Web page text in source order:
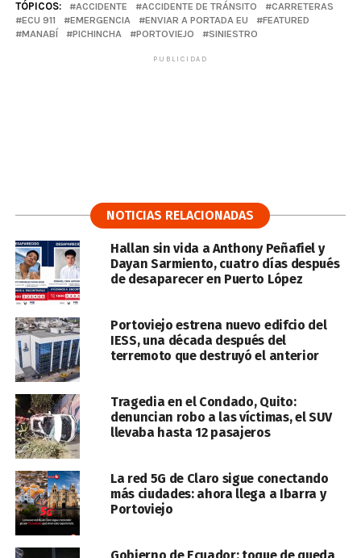
TÓPICOS: ACCIDENTE ACCIDENTE DE TRÁNSITO
CARRETERAS
ECU 911
EMERGENCIA ENVIAR A PORTADA EU
FEATURED
MANABÍ
PICHINCHA PORTOVIEJO SINIESTRO
PUBLICIDAD
NOTICIAS RELACIONADAS
Hallan sin vida a Anthony Peñafiel y
Dayan Sarmiento, cuatro días después
de desaparecer en Puerto López
Portoviejo estrena nuevo edifcio del
IESS, una década después del
terremoto que destruyó el anterior
Tragedia en el Condado, Quito:
denuncian robo a las víctimas, el SUV
llevaba hasta 12 pasajeros
La red 5G de Claro sigue conectando
más ciudades: ahora llega a Ibarra y
Portoviejo